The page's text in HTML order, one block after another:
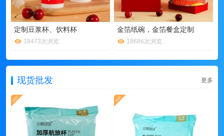
定制豆浆杯、饮料杯
18473次浏览
金箔纸碗，金箔餐盒定制
18686次浏览
现货批发 更多